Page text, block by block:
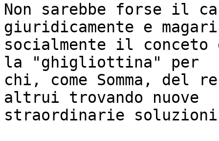
Non sarebbe forse il
giuridicamente e
socialmente il conceto
la "ghigliottina" per
chi, come Somma,
altrui trovando nuove
straordinarie